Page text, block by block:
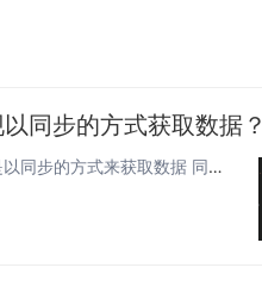
同步的方式获取数据？
同步效果如下 建议大家阅读完之后再回来体验 什么是以同步的方式来获取数据 同步的方式（代码书写层面）来获取数据，其实也是践行代数效应（有兴趣的可以看看我的 践行代数效应的 hook 实现）的一种，在这种情况下，我们不必关心数据是怎么...